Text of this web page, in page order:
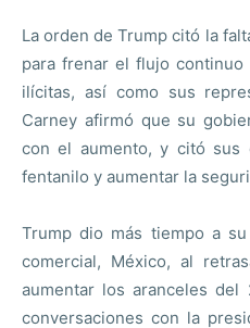
La orden de Trump citó la
para frenar el flujo
ilícitas, así como sus
Carney afirmó que su
con el aumento, y citó sus
fentanilo y aumentar la
Trump dio más tiempo a
comercial, México, al
aumentar los aranceles del
conversaciones con la